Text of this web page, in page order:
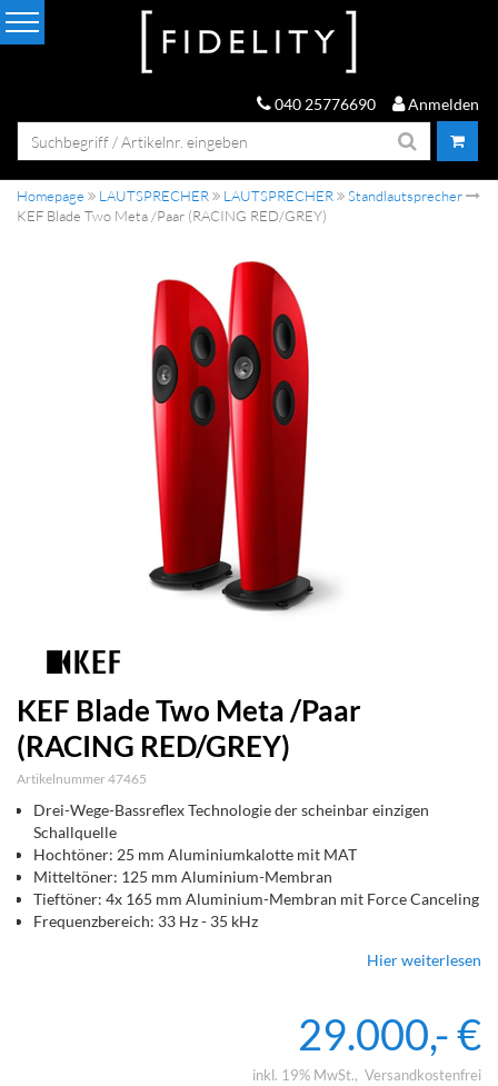
040 25776690 Anmelden
Homepage LAUTSPRECHER LAUTSPRECHER
Standlautsprecher
KEF Blade Two Meta /Paar (RACING RED/GREY)
KEF Blade Two Meta /Paar
(RACING RED/GREY)
Artikelnummer 47465
Drei-Wege-Bassreflex Technologie der scheinbar einzigen
Schallquelle
Hochtöner: 25 mm Aluminiumkalotte mit MAT
Mitteltöner: 125 mm Aluminium-Membran
Tieftöner: 4x 165 mm Aluminium-Membran mit Force Canceling
Frequenzbereich: 33 Hz - 35 kHz
Hier weiterlesen
29.000,- €
inkl. 19% MwSt. Versandkostenfrei